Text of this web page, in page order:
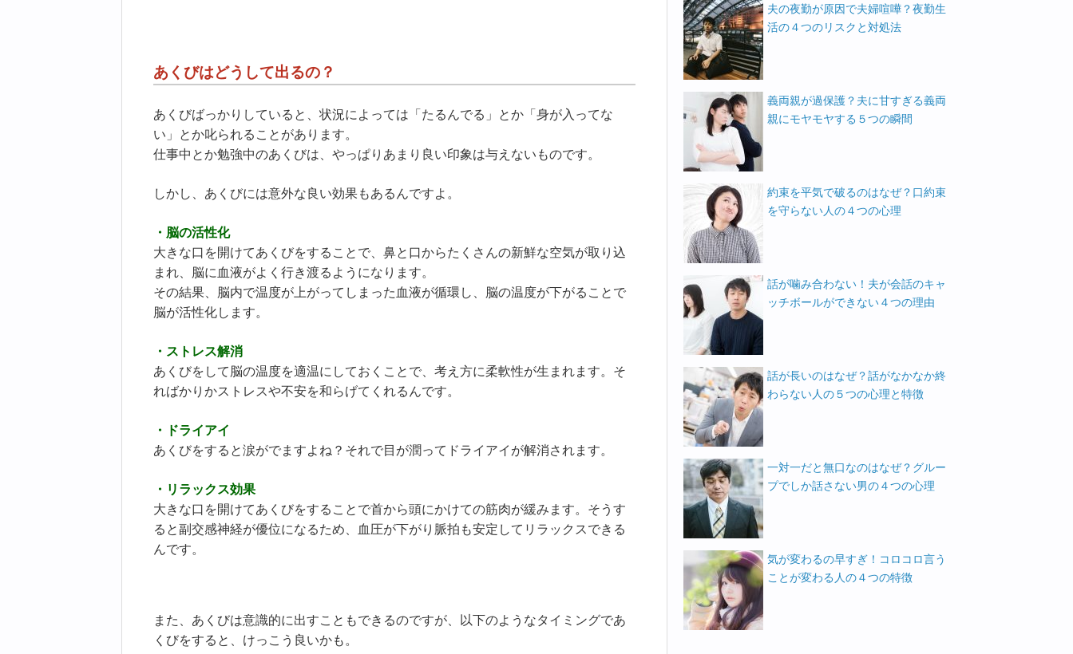
あくびはどうして出るの？
あくびばっかりしていると、状況によっては「たるんでる」とか「身が入ってな
い」とか叱られることがあります。
仕事中とか勉強中のあくびは、やっぱりあまり良い印象は与えないものです。
しかし、あくびには意外な良い効果もあるんですよ。
・脳の活性化
大きな口を開けてあくびをすることで、鼻と口からたくさんの新鮮な空気が取り込
まれ、脳に血液がよく行き渡るようになります。
その結果、脳内で温度が上がってしまった血液が循環し、脳の温度が下がることで
脳が活性化します。
・ストレス解消
あくびをして脳の温度を適温にしておくことで、考え方に柔軟性が生まれます。そ
ればかりかストレスや不安を和らげてくれるんです。
・ドライアイ
あくびをすると涙がでますよね？それで目が潤ってドライアイが解消されます。
・リラックス効果
大きな口を開けてあくびをすることで首から頭にかけての筋肉が緩みます。そうす
ると副交感神経が優位になるため、血圧が下がり脈拍も安定してリラックスできる
んです。
また、あくびは意識的に出すこともできるのですが、以下のようなタイミングであ
くびをすると、けっこう良いかも。
夫の夜勤が原因で夫婦喧嘩？夜勤生
活の４つのリスクと対処法
義両親が過保護？夫に甘すぎる義両
親にモヤモヤする５つの瞬間
約束を平気で破るのはなぜ？口約束
を守らない人の４つの心理
話が噛み合わない！夫が会話のキャ
ッチボールができない４つの理由
話が長いのはなぜ？話がなかなか終
わらない人の５つの心理と特徴
一対一だと無口なのはなぜ？グルー
プでしか話さない男の４つの心理
気が変わるの早すぎ！コロコロ言う
ことが変わる人の４つの特徴